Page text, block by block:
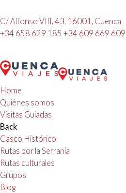
C/ Alfonso VIII, 43, 16001, Cuenca
+34 658 629 185 +34 609 669 609
Home
Quiénes somos
Visitas Guiadas
Back
Casco Histórico
Rutas por la Serranía
Rutas culturales
Grupos
Blog